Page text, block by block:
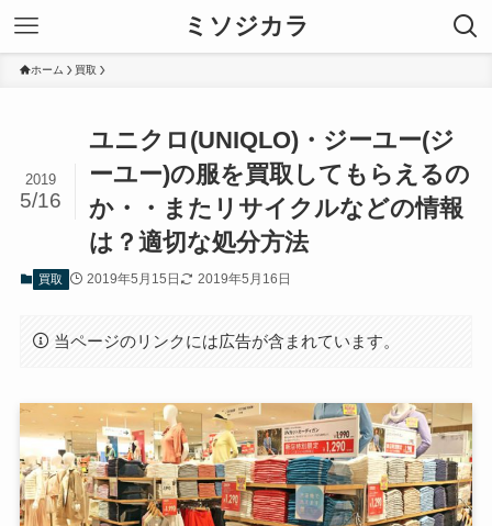
ミソジカラ
ホーム 買取
ユニクロ(UNIQLO)・ジーユー(ジ
ーユー)の服を買取してもらえるの
か・・またリサイクルなどの情報
は？適切な処分方法
2019
5/16
買取 2019年5月15日 2019年5月16日
当ページのリンクには広告が含まれています。